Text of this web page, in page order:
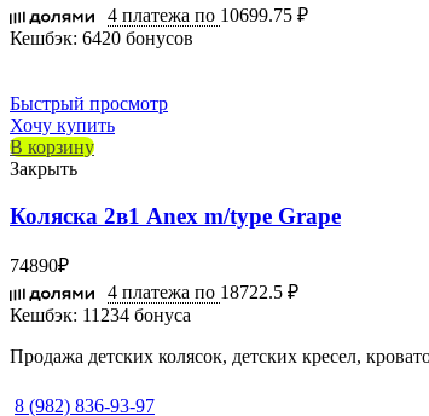
4 платежа по 10699.75 ₽
Кешбэк: 6420 бонусов
Быстрый просмотр
Хочу купить
В корзину
Закрыть
Коляска 2в1 Anex m/type Grape
74890₽
4 платежа по 18722.5 ₽
Кешбэк: 11234 бонуса
Продажа детских колясок, детских кресел,
8 (982) 836-93-97